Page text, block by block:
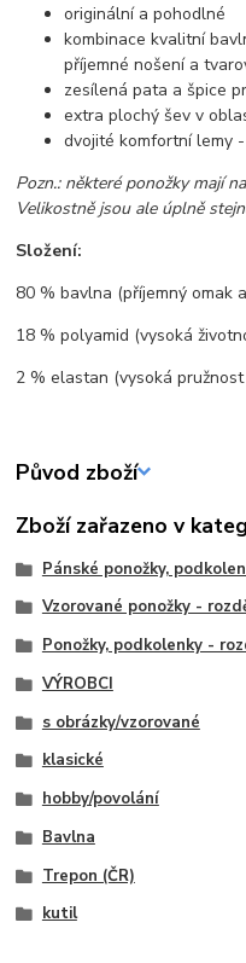
originální a pohodlné
kombinace kvalitní
příjemné nošení a
zesílená pata a špice
extra plochý šev v
dvojité komfortní lemy
Pozn.: některé ponožky mají
Velikostně jsou ale úplně
Složení:
80 % bavlna (příjemný omak
18 % polyamid (vysoká
2 % elastan (vysoká
Původ zboží
Zboží zařazeno v
Pánské ponožky,
Vzorované ponožky -
Ponožky, podkolenky -
VÝROBCI
s obrázky/vzorované
klasické
hobby/povolání
Bavlna
Trepon (ČR)
kutil